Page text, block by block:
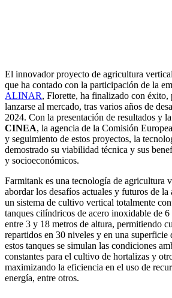
El innovador proyecto de agricultura vertical
que ha contado con la participación de la
ALINAR, Florette, ha finalizado con éxito,
lanzarse al mercado, tras varios años de
2024. Con la presentación de resultados y
CINEA, la agencia de la Comisión
y seguimiento de estos proyectos, la
demostrado su viabilidad técnica y sus
y socioeconómicos.
Farmitank es una tecnología de agricultura
abordar los desafíos actuales y futuros de
un sistema de cultivo vertical totalmente
tanques cilíndricos de acero inoxidable de
entre 3 y 18 metros de altura, permitiendo
repartidos en 30 niveles y en una superficie
estos tanques se simulan las condiciones
constantes para el cultivo de hortalizas y
maximizando la eficiencia en el uso de
energía, entre otros.